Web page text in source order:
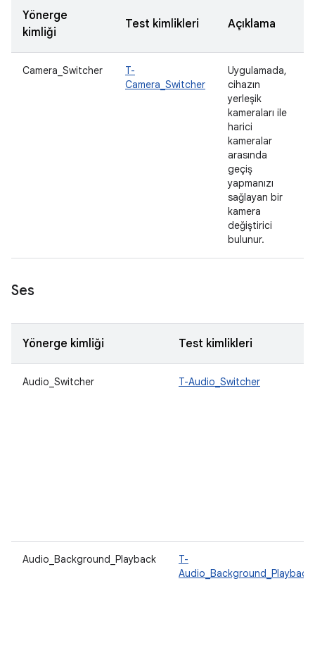
Yönerge
kimliği
Test kimlikleri Açıklama
Camera_Switcher
T-
Camera_Switcher
Uygulamada,
cihazın
yerleşik
kameraları ile
harici
kameralar
arasında
geçiş
yapmanızı
sağlayan bir
kamera
değiştirici
bulunur.
Ses
Yönerge kimliği Test kimlikleri
Audio_Switcher T-Audio_Switcher
Audio_Background_Playback
T-
Audio_Background_Playback